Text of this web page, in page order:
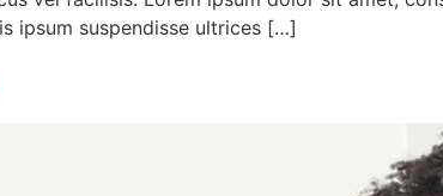
ipsum suspendisse ultrices […]